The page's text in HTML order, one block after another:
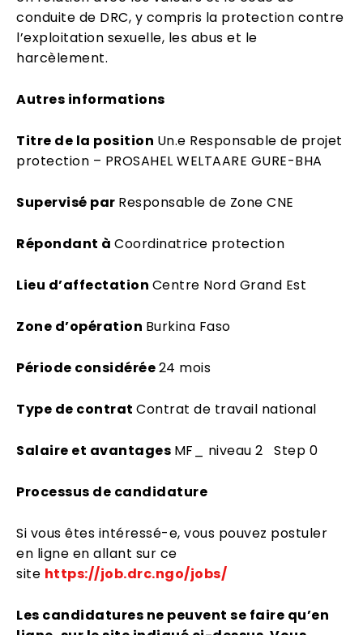
conduite de DRC, y compris la protection contre
l’exploitation sexuelle, les abus et le
harcèlement.
Autres informations
Titre de la position Un.e Responsable de projet
protection – PROSAHEL WELTAARE GURE-BHA
Supervisé par Responsable de Zone CNE
Répondant à Coordinatrice protection
Lieu d’affectation Centre Nord Grand Est
Zone d’opération Burkina Faso
Période considérée24 mois
Type de contrat Contrat de travail national
Salaire et avantages MF_ niveau 2 Step 0
Processus de candidature
Si vous êtes intéressé-e, vous pouvez postuler
en ligne en allant sur ce
site https://job.drc.ngo/jobs/
Les candidatures ne peuvent se faire qu’en